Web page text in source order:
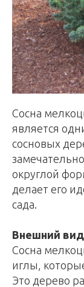
Сосна
является
сосновых
округлой
делает его
сада.
Внешний вид
Сосна
иглы,
Это дерево